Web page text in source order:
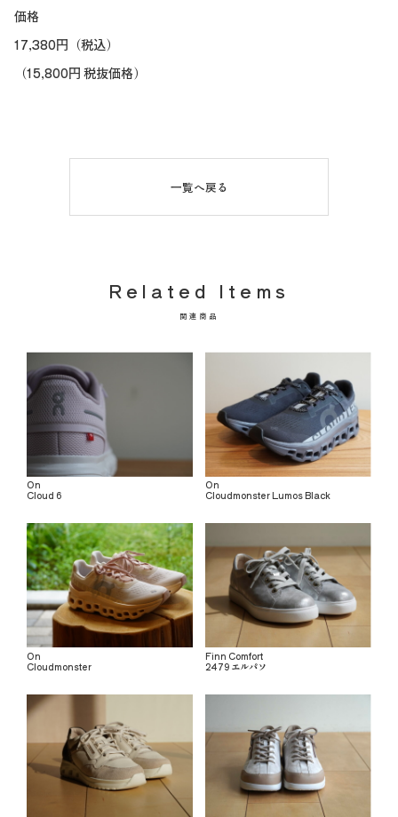
価格
17,380円（税込）
（15,800円 税抜価格）
一覧へ戻る
Related Items
関連商品
On
Cloud 6
On
Cloudmonster Lumos Black
On
Cloudmonster
Finn Comfort
2479 エルパソ